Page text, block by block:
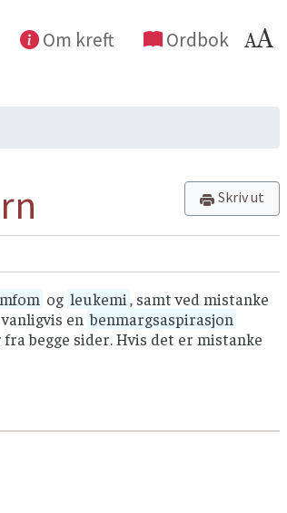
Om kreft Ordbok
Skriv ut
og leukemi , samt ved mistanke
en benmargsaspirasjon
begge sider. Hvis det er mistanke